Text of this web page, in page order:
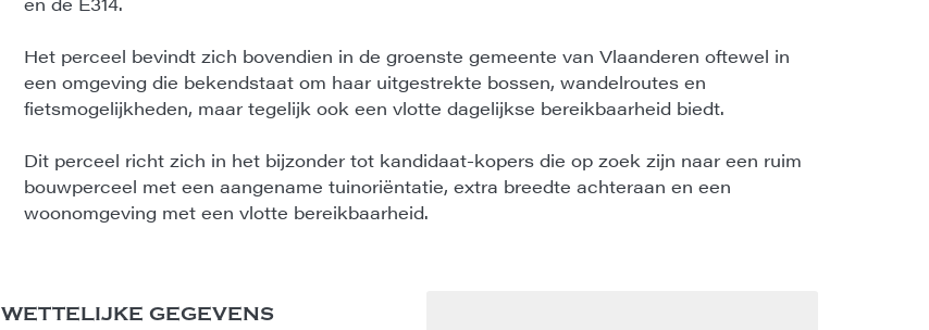
Het perceel bevindt zich bovendien in de groenste gemeente van Vlaanderen oftewel in
een omgeving die bekendstaat om haar uitgestrekte bossen, wandelroutes en
fietsmogelijkheden, maar tegelijk ook een vlotte dagelijkse bereikbaarheid biedt.
Dit perceel richt zich in het bijzonder tot kandidaat-kopers die op zoek zijn naar een ruim
bouwperceel met een aangename tuinoriëntatie, extra breedte achteraan en een
woonomgeving met een vlotte bereikbaarheid.
WETTELIJKE GEGEVENS